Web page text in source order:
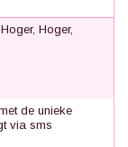
Hoger,
de unieke
via sms